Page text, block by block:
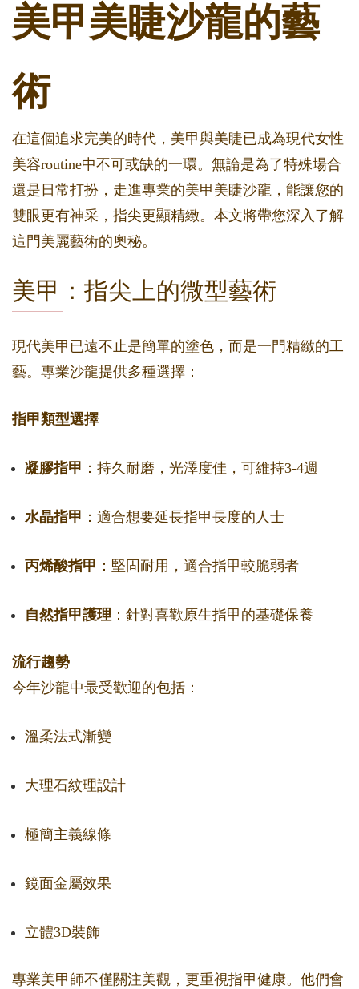
美甲美睫沙龍的藝
術
在這個追求完美的時代，美甲與美睫已成為現代女性
美容routine中不可或缺的一環。無論是為了特殊場合
還是日常打扮，走進專業的美甲美睫沙龍，能讓您的
雙眼更有神采，指尖更顯精緻。本文將帶您深入了解
這門美麗藝術的奧秘。
美甲：指尖上的微型藝術
現代美甲已遠不止是簡單的塗色，而是一門精緻的工
藝。專業沙龍提供多種選擇：
指甲類型選擇
凝膠指甲 ：持久耐磨，光澤度佳，可維持3-4週
水晶指甲 ：適合想要延長指甲長度的人士
丙烯酸指甲 ：堅固耐用，適合指甲較脆弱者
自然指甲護理 ：針對喜歡原生指甲的基礎保養
流行趨勢
今年沙龍中最受歡迎的包括：
溫柔法式漸變
大理石紋理設計
極簡主義線條
鏡面金屬效果
立體3D裝飾
專業美甲師不僅關注美觀，更重視指甲健康。他們會